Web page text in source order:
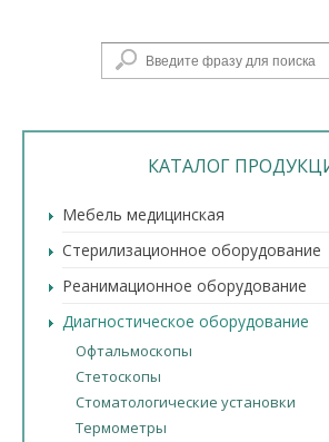
Форма поиска
КАТАЛОГ
Мебель медицинская
Стерилизационное оборудование
Реанимационное оборудование
Диагностическое оборудование
Офтальмоскопы
Стетоскопы
Стоматологические установки
Термометры